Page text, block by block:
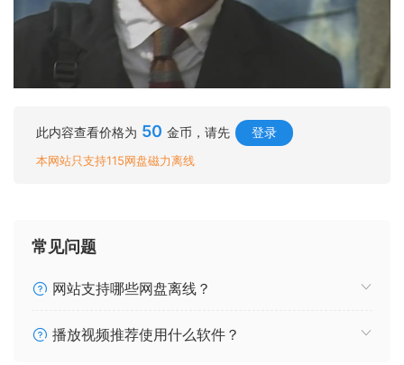
此内容查看价格为 50 金币，请先 登录
本网站只支持115网盘磁力离线
常见问题
网站支持哪些网盘离线？
播放视频推荐使用什么软件？